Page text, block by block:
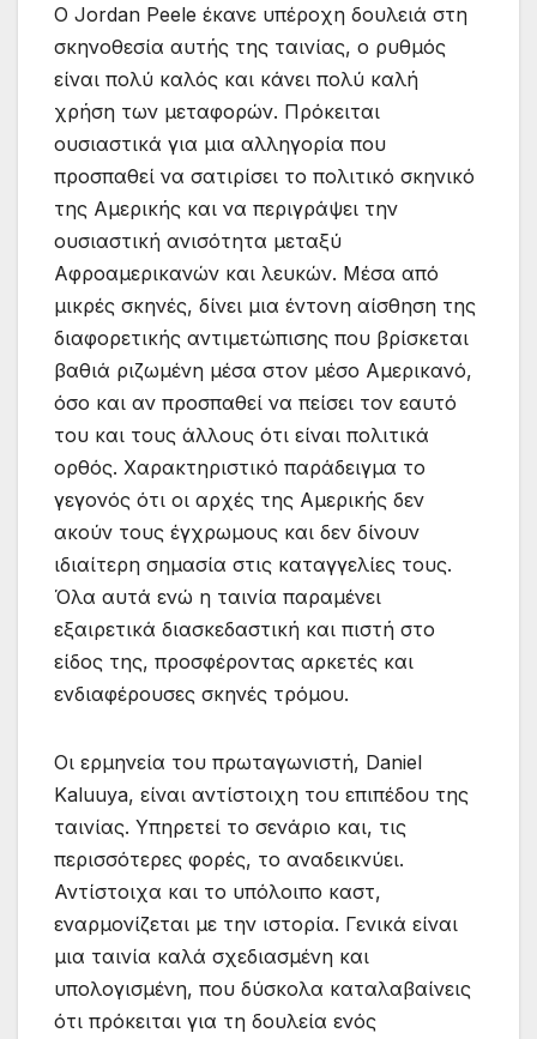
Ο Jordan Peele έκανε υπέροχη δουλειά στη
σκηνοθεσία αυτής της ταινίας, ο ρυθμός
είναι πολύ καλός και κάνει πολύ καλή
χρήση των μεταφορών. Πρόκειται
ουσιαστικά για μια αλληγορία που
προσπαθεί να σατιρίσει το πολιτικό σκηνικό
της Αμερικής και να περιγράψει την
ουσιαστική ανισότητα μεταξύ
Αφροαμερικανών και λευκών. Μέσα από
μικρές σκηνές, δίνει μια έντονη αίσθηση της
διαφορετικής αντιμετώπισης που βρίσκεται
βαθιά ριζωμένη μέσα στον μέσο Αμερικανό,
όσο και αν προσπαθεί να πείσει τον εαυτό
του και τους άλλους ότι είναι πολιτικά
ορθός. Χαρακτηριστικό παράδειγμα το
γεγονός ότι οι αρχές της Αμερικής δεν
ακούν τους έγχρωμους και δεν δίνουν
ιδιαίτερη σημασία στις καταγγελίες τους.
Όλα αυτά ενώ η ταινία παραμένει
εξαιρετικά διασκεδαστική και πιστή στο
είδος της, προσφέροντας αρκετές και
ενδιαφέρουσες σκηνές τρόμου.
Οι ερμηνεία του πρωταγωνιστή, Daniel
Kaluuya, είναι αντίστοιχη του επιπέδου της
ταινίας. Υπηρετεί το σενάριο και, τις
περισσότερες φορές, το αναδεικνύει.
Αντίστοιχα και το υπόλοιπο καστ,
εναρμονίζεται με την ιστορία. Γενικά είναι
μια ταινία καλά σχεδιασμένη και
υπολογισμένη, που δύσκολα καταλαβαίνεις
ότι πρόκειται για τη δουλεία ενός